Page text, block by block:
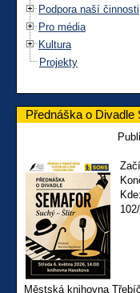
Podpora naší činnosti
Pro média
Kultura
Projekty
Přednáška o Divadle
Městská knihovna